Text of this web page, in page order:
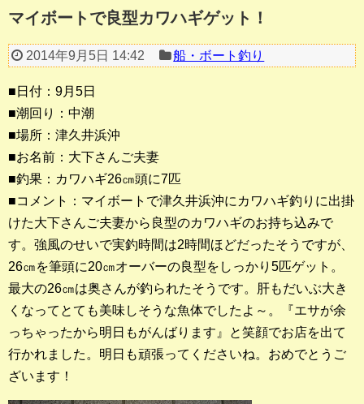
マイボートで良型カワハギゲット！
2014年9月5日 14:42 船・ボート釣り
■日付：9月5日
■潮回り：中潮
■場所：津久井浜沖
■お名前：大下さんご夫妻
■釣果：カワハギ26㎝頭に7匹
■コメント：マイボートで津久井浜沖にカワハギ釣りに出掛
けた大下さんご夫妻から良型のカワハギのお持ち込みで
す。強風のせいで実釣時間は2時間ほどだったそうですが、
26㎝を筆頭に20㎝オーバーの良型をしっかり5匹ゲット。
最大の26㎝は奥さんが釣られたそうです。肝もだいぶ大き
くなってとても美味しそうな魚体でしたよ～。『エサが余
っちゃったから明日もがんばります』と笑顔でお店を出て
行かれました。明日も頑張ってくださいね。おめでとうご
ざいます！
陸っぱりルアー
船・ボート釣り
その他の釣り
釣果ランキング
2023年 クロダイ部門
2023年 メジナ部門
歴代釣果ランキング
クロダイ部門
メジナ部門
シロギス部門